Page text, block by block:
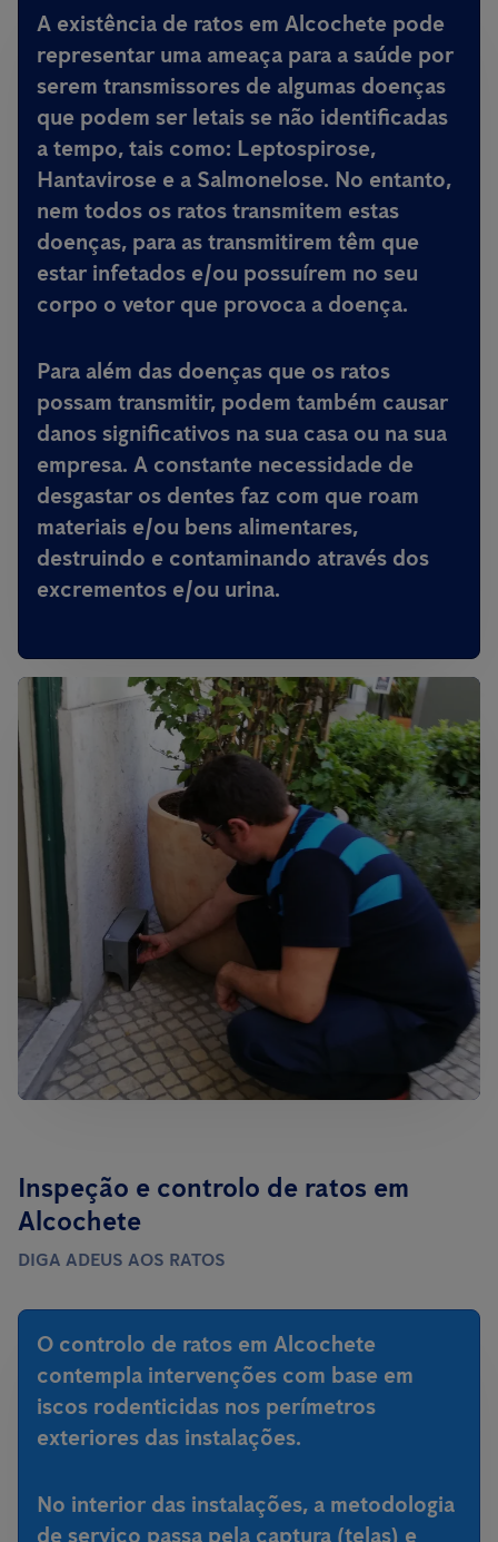
A existência de ratos em Alcochete pode
representar uma ameaça para a saúde por
serem transmissores de algumas doenças
que podem ser letais se não identificadas
a tempo, tais como: Leptospirose,
Hantavirose e a Salmonelose. No entanto,
nem todos os ratos transmitem estas
doenças, para as transmitirem têm que
estar infetados e/ou possuírem no seu
corpo o vetor que provoca a doença.
Para além das doenças que os ratos
possam transmitir, podem também causar
danos significativos na sua casa ou na sua
empresa. A constante necessidade de
desgastar os dentes faz com que roam
materiais e/ou bens alimentares,
destruindo e contaminando através dos
excrementos e/ou urina.
Inspeção e controlo de ratos em
Alcochete
DIGA ADEUS AOS RATOS
O controlo de ratos em Alcochete
contempla intervenções com base em
iscos rodenticidas nos perímetros
exteriores das instalações.
No interior das instalações, a metodologia
de serviço passa pela captura (telas) e